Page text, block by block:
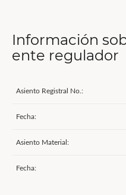
Información
ente regulador
Asiento Registral No.:
Fecha:
Asiento Material:
Fecha: